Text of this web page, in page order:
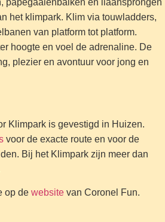
het klimpark. Klim via touwladders,
van platform tot platform.
hoogte en voel de adrenaline. De
plezier en avontuur voor jong en
Klimpark is gevestigd in Huizen.
voor de exacte route en voor de
Bij het Klimpark zijn meer dan
op de website van Coronel Fun.